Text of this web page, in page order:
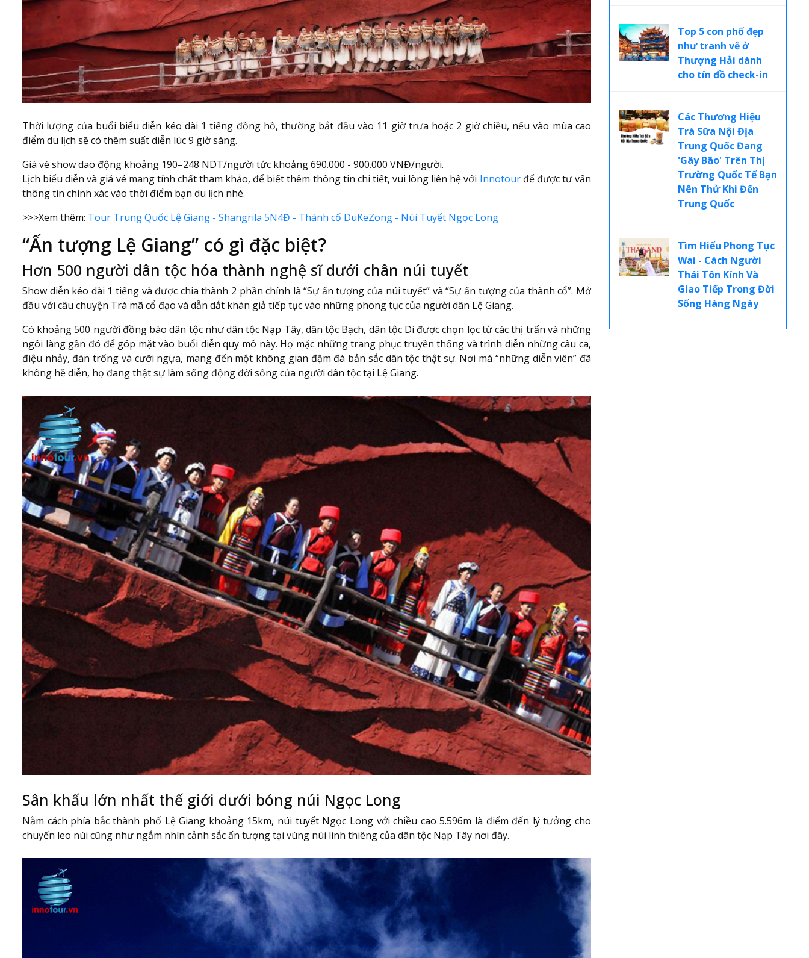
Thời lượng của buổi biểu diễn kéo dài 1 tiếng đồng hồ, thường bắt đầu vào 11 giờ trưa hoặc 2 giờ chiều, nếu vào mùa cao
điểm du lịch sẽ có thêm suất diễn lúc 9 giờ sáng.
Giá vé show dao động khoảng 190–248 NDT/người tức khoảng 690.000 - 900.000 VNĐ/người.
Lịch biểu diễn và giá vé mang tính chất tham khảo, để biết thêm thông tin chi tiết, vui lòng liên hệ với Innotourđể được tư vấn
thông tin chính xác vào thời điểm bạn du lịch nhé.
>>>Xem thêm: Tour Trung Quốc Lệ Giang - Shangrila 5N4Đ - Thành cổ DuKeZong - Núi Tuyết Ngọc Long
“Ấn tượng Lệ Giang” có gì đặc biệt?
Hơn 500 người dân tộc hóa thành nghệ sĩ dưới chân núi tuyết
Show diễn kéo dài 1 tiếng và được chia thành 2 phần chính là “Sự ấn tượng của núi tuyết” và “Sự ấn tượng của thành cổ”. Mở
đầu với câu chuyện Trà mã cổ đạo và dẫn dắt khán giả tiếp tục vào những phong tục của người dân Lệ Giang.
Có khoảng 500 người đồng bào dân tộc như dân tộc Nạp Tây, dân tộc Bạch, dân tộc Di được chọn lọc từ các thị trấn và những
ngôi làng gần đó để góp mặt vào buổi diễn quy mô này. Họ mặc những trang phục truyền thống và trình diễn những câu ca,
điệu nhảy, đàn trống và cưỡi ngựa, mang đến một không gian đậm đà bản sắc dân tộc thật sự. Nơi mà “những diễn viên” đã
không hề diễn, họ đang thật sự làm sống động đời sống của người dân tộc tại Lệ Giang.
Sân khấu lớn nhất thế giới dưới bóng núi Ngọc Long
Nằm cách phía bắc thành phố Lệ Giang khoảng 15km, núi tuyết Ngọc Long với chiều cao 5.596m là điểm đến lý tưởng cho
chuyến leo núi cũng như ngắm nhìn cảnh sắc ấn tượng tại vùng núi linh thiêng của dân tộc Nạp Tây nơi đây.
Top 5 con phố đẹp
như tranh vẽ ở
Thượng Hải dành
cho tín đồ check-in
Các Thương Hiệu
Trà Sữa Nội Địa
Trung Quốc Đang
'Gây Bão' Trên Thị
Trường Quốc Tế Bạn
Nên Thử Khi Đến
Trung Quốc
Tìm Hiểu Phong Tục
Wai - Cách Người
Thái Tôn Kính Và
Giao Tiếp Trong Đời
Sống Hàng Ngày